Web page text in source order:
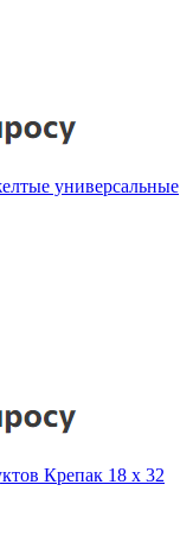
универсальные
Крепак 18 х 32